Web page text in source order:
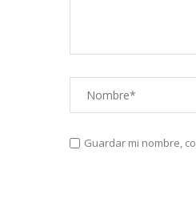
Guardar mi nombre,